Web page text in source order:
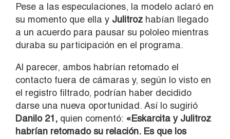
Pese a las especulaciones, la modelo aclaró en
su momento que ella y Julitroz habían llegado
a un acuerdo para pausar su pololeo mientras
duraba su participación en el programa.
Al parecer, ambos habrían retomado el
contacto fuera de cámaras y, según lo visto en
el registro filtrado, podrían haber decidido
darse una nueva oportunidad. Así lo sugirió
Danilo 21, quien comentó: «Eskarcita y Julitroz
habrían retomado su relación. Es que los